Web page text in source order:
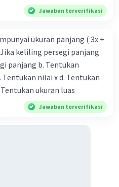
Jawaban terverifikasi
ukuran panjang ( 3x +
Jika keliling persegi panjang
panjang b. Tentukan
nilai x d. Tentukan
ukuran luas
Jawaban terverifikasi